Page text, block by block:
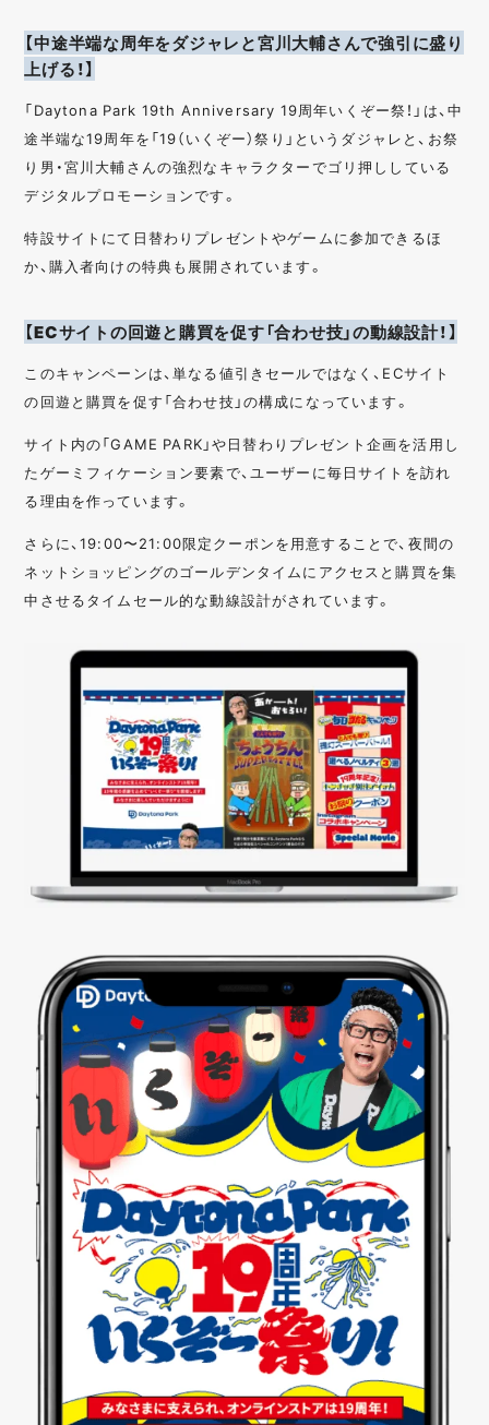
【中途半端な周年をダジャレと宮川大輔さんで強引に盛り
上げる！】
「Daytona Park 19th Anniversary 19周年いくぞー祭！」は、中
途半端な19周年を「19（いくぞー）祭り」というダジャレと、お祭
り男・宮川大輔さんの強烈なキャラクターでゴリ押ししている
デジタルプロモーションです。
特設サイトにて日替わりプレゼントやゲームに参加できるほ
か、購入者向けの特典も展開されています。
【ECサイトの回遊と購買を促す「合わせ技」の動線設計！】
このキャンペーンは、単なる値引きセールではなく、ECサイト
の回遊と購買を促す「合わせ技」の構成になっています。
サイト内の「GAME PARK」や日替わりプレゼント企画を活用し
たゲーミフィケーション要素で、ユーザーに毎日サイトを訪れ
る理由を作っています。
さらに、19:00〜21:00限定クーポンを用意することで、夜間の
ネットショッピングのゴールデンタイムにアクセスと購買を集
中させるタイムセール的な動線設計がされています。